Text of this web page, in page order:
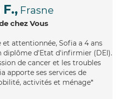
Frasne
chez Vous
et attentionnée, Sofia a 4 ans
diplôme d'Etat d'infirmier (DEI).
de cancer et les troubles
apporte ses services de
activités et ménage*